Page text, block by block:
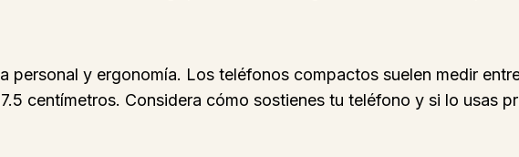
personal y ergonomía. Los teléfonos compactos suelen medir
centímetros. Considera cómo sostienes tu teléfono y si lo usas